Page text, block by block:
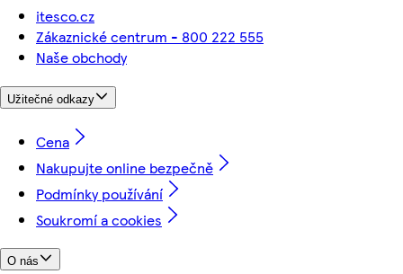
itesco.cz
Zákaznické centrum - 800 222 555
Naše obchody
Užitečné odkazy
Cena
Nakupujte online bezpečně
Podmínky používání
Soukromí a cookies
O nás